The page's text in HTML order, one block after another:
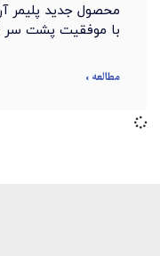
محصول جدید پلیمر
با موفقیت پشت
مطالعه »